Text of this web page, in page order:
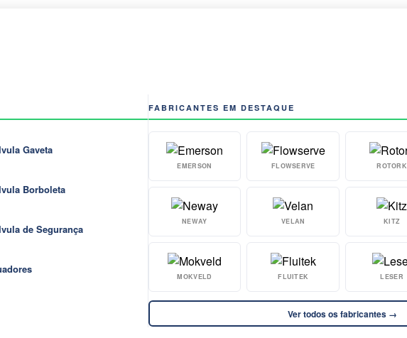
Gaveta
Borboleta
de Segurança
FABRICANTES EM DESTAQUE
EMERSON FLOWSERVE ROTORK
NEWAY VELAN KITZ
MOKVELD FLUITEK LESER
Ver todos os fabricantes →